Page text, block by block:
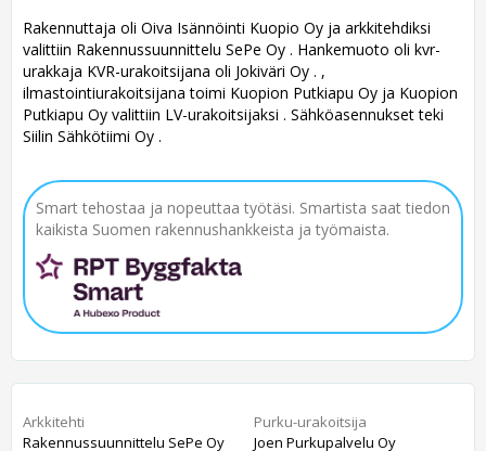
Rakennuttaja oli Oiva Isännöinti Kuopio Oy ja arkkitehdiksi
valittiin Rakennussuunnittelu SePe Oy . Hankemuoto oli kvr-
urakkaja KVR-urakoitsijana oli Jokiväri Oy . ,
ilmastointiurakoitsijana toimi Kuopion Putkiapu Oy ja Kuopion
Putkiapu Oy valittiin LV-urakoitsijaksi . Sähköasennukset teki
Siilin Sähkötiimi Oy .
Smart tehostaa ja nopeuttaa työtäsi. Smartista saat tiedon
kaikista Suomen rakennushankkeista ja työmaista.
Arkkitehti
Rakennussuunnittelu SePe Oy
Purku-urakoitsija
Joen Purkupalvelu Oy